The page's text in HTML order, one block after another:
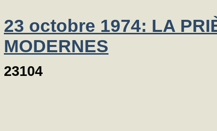
23 octobre 1974: LA
MODERNES
23104